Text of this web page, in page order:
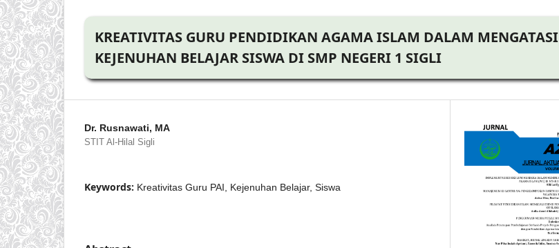
KREATIVITAS GURU PENDIDIKAN AGAMA ISLAM DALAM MENGATASI
KEJENUHAN BELAJAR SISWA DI SMP NEGERI 1 SIGLI
Dr. Rusnawati, MA
STIT Al-Hilal Sigli
Keywords: Kreativitas Guru PAI, Kejenuhan Belajar, Siswa